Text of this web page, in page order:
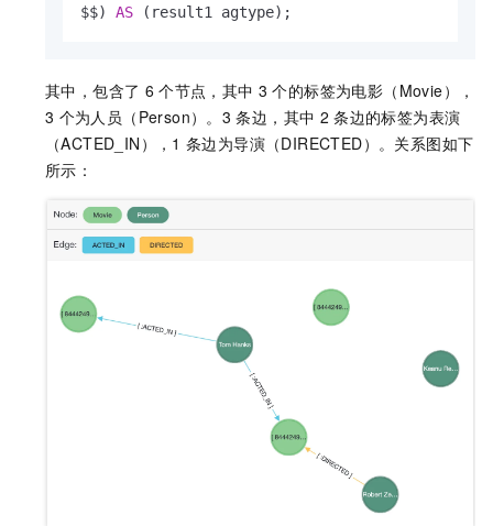
$$) AS (result1 agtype);
其中，包含了 6 个节点，其中 3 个的标签为电影（Movie），
3 个为人员（Person）。3 条边，其中 2 条边的标签为表演
（ACTED_IN），1 条边为导演（DIRECTED）。关系图如下
所示：